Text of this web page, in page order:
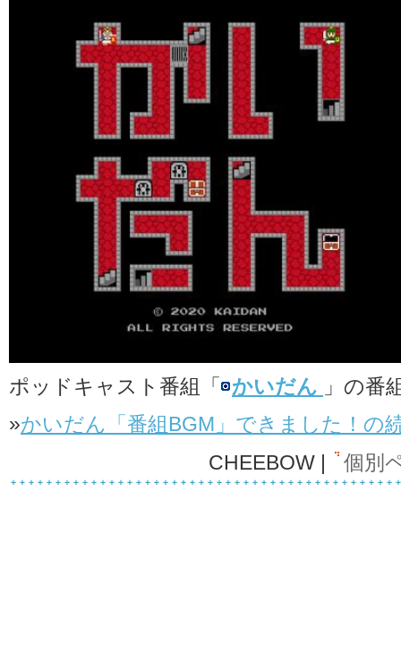
ポッドキャスト番組「 かいだん 」の番
»かいだん「番組BGM」できました！の
CHEEBOW |
個別